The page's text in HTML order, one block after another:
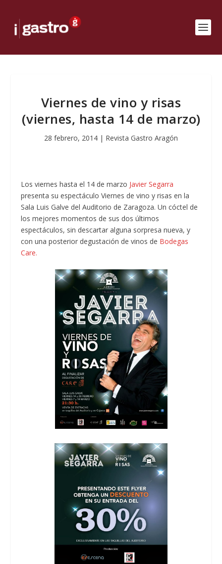
Viernes de vino y risas
(viernes, hasta 14 de marzo)
28 febrero, 2014 | Revista Gastro Aragón
Los viernes hasta el 14 de marzo Javier Segarra
presenta su espectáculo Viernes de vino y risas en la
Sala Luis Galve del Auditorio de Zaragoza. Un cóctel de
los mejores momentos de sus dos últimos
espectáculos, sin descartar alguna sorpresa nueva, y
con una posterior degustación de vinos de Bodegas
Care.